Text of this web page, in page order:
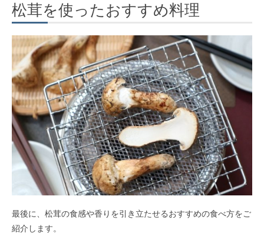
松茸を使ったおすすめ料理
最後に、松茸の食感や香りを引き立たせるおすすめの食べ方をご
紹介します。